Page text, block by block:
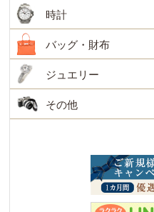
時計
バッグ・財布
ジュエリー
その他